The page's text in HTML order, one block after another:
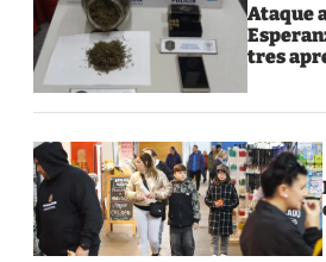
Ataque
tres